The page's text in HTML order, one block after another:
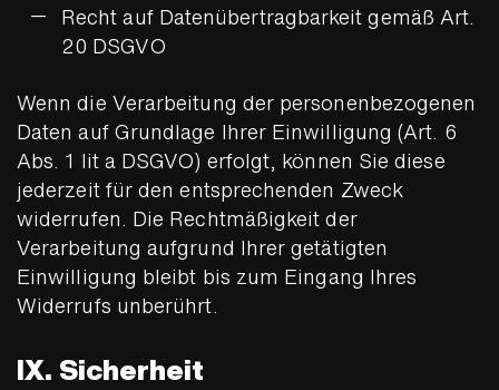
Recht auf Datenübertragbarkeit gemäß Art.
20 DSGVO
Wenn die Verarbeitung der personenbezogenen
Daten auf Grundlage Ihrer Einwilligung (Art. 6
Abs. 1 lit a DSGVO) erfolgt, können Sie diese
jederzeit für den entsprechenden Zweck
widerrufen. Die Rechtmäßigkeit der
Verarbeitung aufgrund Ihrer getätigten
Einwilligung bleibt bis zum Eingang Ihres
Widerrufs unberührt.
IX. Sicherheit